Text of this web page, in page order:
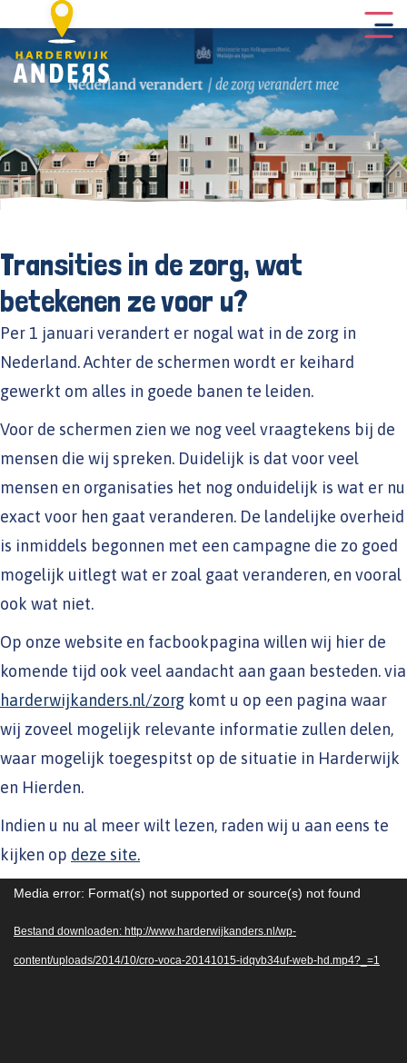
Transities in de zorg, wat
betekenen ze voor u?
Per 1 januari verandert er nogal wat in de zorg in
Nederland. Achter de schermen wordt er keihard
gewerkt om alles in goede banen te leiden.
Voor de schermen zien we nog veel vraagtekens bij de
mensen die wij spreken. Duidelijk is dat voor veel
mensen en organisaties het nog onduidelijk is wat er nu
exact voor hen gaat veranderen. De landelijke overheid
is inmiddels begonnen met een campagne die zo goed
mogelijk uitlegt wat er zoal gaat veranderen, en vooral
ook wat niet.
Op onze website en facbookpagina willen wij hier de
komende tijd ook veel aandacht aan gaan besteden. via
harderwijkanders.nl/zorg komt u op een pagina waar
wij zoveel mogelijk relevante informatie zullen delen,
waar mogelijk toegespitst op de situatie in Harderwijk
en Hierden.
Indien u nu al meer wilt lezen, raden wij u aan eens te
kijken op deze site.
Videospeler
Media error: Format(s) not supported or source(s) not found
Bestand downloaden: http://www.harderwijkanders.nl/wp-
content/uploads/2014/10/cro-voca-20141015-idqvb34uf-web-hd.mp4?_=1